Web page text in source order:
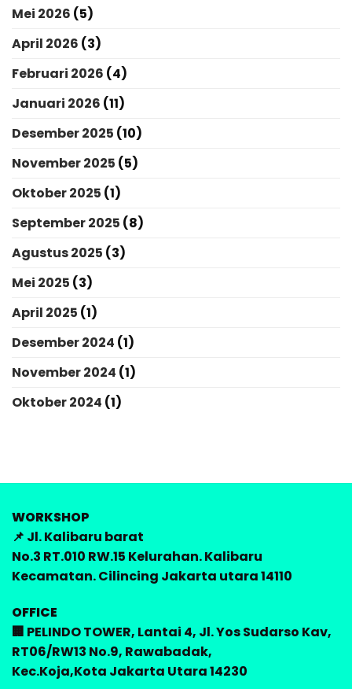
Mei 2026 (5)
April 2026 (3)
Februari 2026 (4)
Januari 2026 (11)
Desember 2025 (10)
November 2025 (5)
Oktober 2025 (1)
September 2025 (8)
Agustus 2025 (3)
Mei 2025 (3)
April 2025 (1)
Desember 2024 (1)
November 2024 (1)
Oktober 2024 (1)
WORKSHOP
📌 Jl. Kalibaru barat
No.3 RT.010 RW.15 Kelurahan. Kalibaru
Kecamatan. Cilincing Jakarta utara 14110
OFFICE
🏢 PELINDO TOWER, Lantai 4, Jl. Yos Sudarso Kav,
RT06/RW13 No.9, Rawabadak,
Kec.Koja,Kota Jakarta Utara 14230